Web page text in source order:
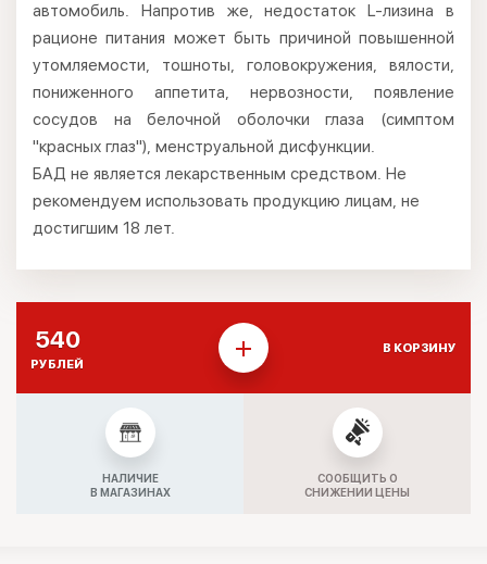
автомобиль. Напротив же, недостаток L-лизина в
рационе питания может быть причиной повышенной
утомляемости, тошноты, головокружения, вялости,
пониженного аппетита, нервозности, появление
сосудов на белочной оболочки глаза (симптом
"красных глаз"), менструальной дисфункции.
БАД не является лекарственным средством. Не
рекомендуем использовать продукцию лицам, не
достигшим 18 лет.
540
РУБЛЕЙ
В КОРЗИНУ
НАЛИЧИЕ
В МАГАЗИНАХ
СООБЩИТЬ О
СНИЖЕНИИ ЦЕНЫ